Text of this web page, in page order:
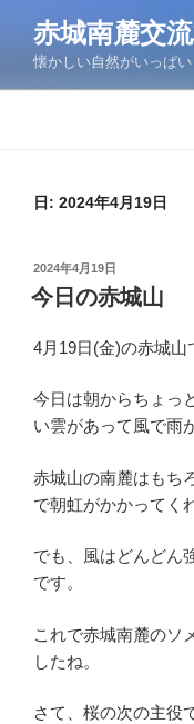
ン
赤城南麓交
懐かしい自然がいっぱい
日: 2024年4月19日
投
稿
日:
2024年4月19日
今日の赤城山
4月19日(金)の赤城山
今日は朝からちょっ
い雲があって風で雨
赤城山の南麓はもち
で朝虹がかかってく
でも、風はどんどん
です。
これで赤城南麓のソ
したね。
さて、桜の次の主役